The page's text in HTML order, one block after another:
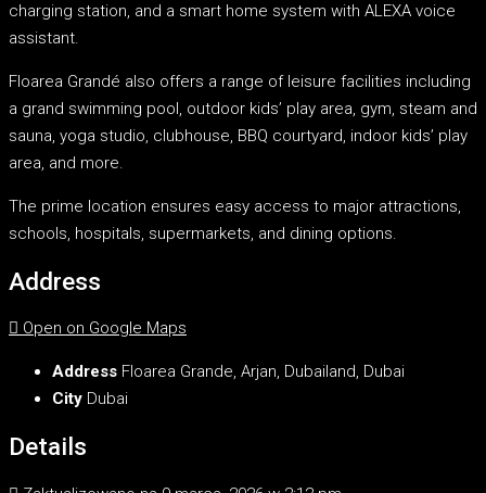
charging station, and a smart home system with ALEXA voice
assistant.
Floarea Grandé also offers a range of leisure facilities including
a grand swimming pool, outdoor kids’ play area, gym, steam and
sauna, yoga studio, clubhouse, BBQ courtyard, indoor kids’ play
area, and more.
The prime location ensures easy access to major attractions,
schools, hospitals, supermarkets, and dining options.
Address
Open on Google Maps
Address Floarea Grande, Arjan, Dubailand, Dubai
City Dubai
Details